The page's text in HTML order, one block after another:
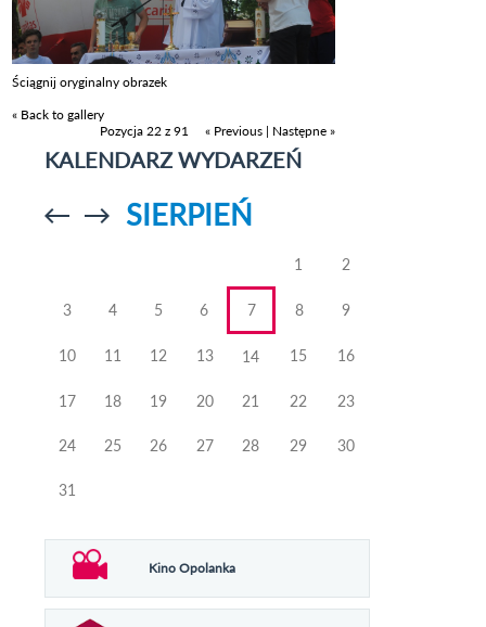
Ściągnij oryginalny obrazek
« Back to gallery
Pozycja 22 z 91
« Previous | Następne »
KALENDARZ WYDARZEŃ
Przejdź doPrzejdź do
SIERPIEŃ
1 2
3 4 5 6 7 8 9
10 11 12 13 14 15 16
17 18 19 20 21 22 23
24 25 26 27 28 29 30
31
Kino Opolanka